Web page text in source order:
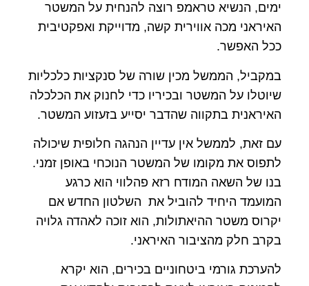
ימים, הנשיא טראמפ רוצה להנחית על המשטר
האיראני מכה אווירית קשה, מדוייקת ואפקטיבית
ככל האפשר.
במקביל, הממשל מכין שורה של סנקציות כלכליות
שיוטלו על המשטר ובכיריו כדי לחנוק את הכלכלה
האיראנית בתקווה שהדבר יסייע בזעזוע המשטר.
עם זאת, לממשל אין עדיין הנהגה חלופית שיכולה
לתפוס את מקומו של המשטר הנוכחי באופן זמני.
בנו של השאה המודח רזא פהלווי הוא כרגע
המועמד היחיד להוביל את השלטון החדש אם
יקרוס משטר ההיאתולות, הוא זוכה לאהדה גלויה
בקרב חלק מהציבור האיראני.
להערכת גורמי ביטחוניים בכירים, הוא יקרא